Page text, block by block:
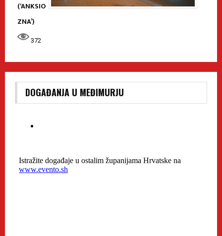
(‘ANKSIO
ZNA’)
372
DOGAĐANJA U MEĐIMURJU